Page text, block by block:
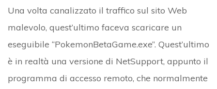
Una volta canalizzato il traffico sul sito Web
malevolo, quest’ultimo faceva scaricare un
eseguibile “PokemonBetaGame.exe”. Quest’ultimo
è in realtà una versione di NetSupport, appunto il
programma di accesso remoto, che normalmente